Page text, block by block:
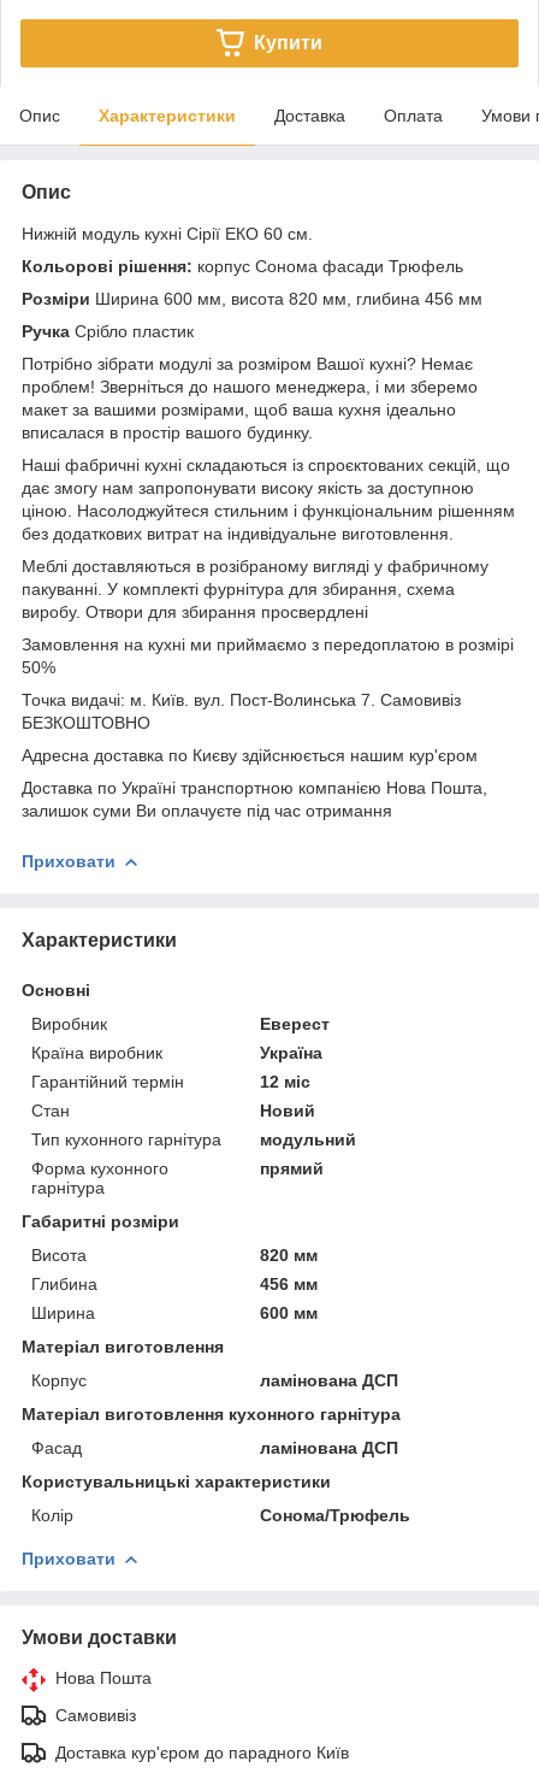
Купити
Опис Характеристики Доставка Оплата Умови
Опис
Нижній модуль кухні Сірії ЕКО 60 см.
Кольорові рішення: корпус Сонома фасади Трюфель
Розміри Ширина 600 мм, висота 820 мм, глибина 456 мм
Ручка Срібло пластик
Потрібно зібрати модулі за розміром Вашої кухні? Немає
проблем! Зверніться до нашого менеджера, і ми зберемо
макет за вашими розмірами, щоб ваша кухня ідеально
вписалася в простір вашого будинку.
Наші фабричні кухні складаються із спроєктованих секцій, що
дає змогу нам запропонувати високу якість за доступною
ціною. Насолоджуйтеся стильним і функціональним рішенням
без додаткових витрат на індивідуальне виготовлення.
Меблі доставляються в розібраному вигляді у фабричному
пакуванні. У комплекті фурнітура для збирання, схема
виробу. Отвори для збирання просвердлені
Замовлення на кухні ми приймаємо з передоплатою в розмірі
50%
Точка видачі: м. Київ. вул. Пост-Волинська 7. Самовивіз
БЕЗКОШТОВНО
Адресна доставка по Києву здійснюється нашим кур'єром
Доставка по Україні транспортною компанією Нова Пошта,
залишок суми Ви оплачуєте під час отримання
Приховати
Характеристики
Основні
Виробник
Еверест
Країна виробник
Україна
Гарантійний термін
12 міс
Стан
Новий
Тип кухонного гарнітура
модульний
Форма кухонного
гарнітура
прямий
Габаритні розміри
Висота
820 мм
Глибина
456 мм
Ширина
600 мм
Матеріал виготовлення
Корпус
ламінована ДСП
Матеріал виготовлення кухонного гарнітура
Фасад
ламінована ДСП
Користувальницькі характеристики
Колір
Сонома/Трюфель
Приховати
Умови доставки
Нова Пошта
Самовивіз
Доставка кур'єром до парадного Київ